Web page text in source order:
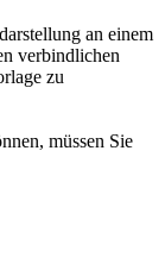
an einem
verbindlichen
zu
müssen Sie